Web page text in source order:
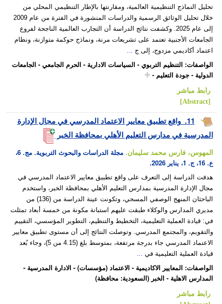
تحليل النماذج التنظيمية العالمية، ومقارنتها بالإطار التنظيمي المحلي من
خلال تحليل الوثائق الرسمية والدراسات المنشورة في الفترة من عام 2009
إلى عام 2025. وكشفت نتائج الدراسة أن التجارب العالمية الناجحة لفروع
الجامعات الأجنبية تعتمد على تشريعات مرنة، ونماذج حوكمة متوازنة، ونظام
اعتماد أكاديمي مزدوج، إلى ج
الواصفات: التنظيم التربوي - السياسات الادارية - الحرم الجامعي - الجامعات
الدولية -جودة التعليم -
رابط مباشر
[Abstract]
11. واقع تطبيق معايير الاعتماد المدرسي في مجال الإدارة
المدرسية في مدارس التعليم الأهلي بمحافظة الخبر
المهوس، فارس محمد سليمان.
مجلة الدراسات والبحوث التربوية. مج. 6،
ع. 16، ج. 1، يناير 2026.
هدفت الدراسة إلى التعرف على واقع تطبيق معايير الاعتماد المدرسي في
مجال الإدارة المدرسية بمدارس التعليم الأهلي بمحافظة الخبر، واستخدم
الباحثان المنهج الوصفي المسحي، وتكونت عينة الدراسة من (136) من
مديري المدارس والوكلاء طبقت عليهم استبانة مكونة من خمسة أبعاد تمثلت
في: قيادة العملية التعليمية، التخطيط والتنظيم، التطوير المؤسسي، التقييم
والتقويم، والمجتمع المدرسي. وتوصلت النتائج إلى أن مستوى تطبيق معايير
الاعتماد المدرسي جاء بدرجة مرتفعة، بمتوسط بلغ (4.15 من 5)، وجاء بُعد
قيادة العملية التعليمية في
الواصفات: المعايير الاكاديمية - الاعتماد (مؤسسات) - الادارة المدرسية -
المدارس الاهلية - الخبر (السعودية: محافظة)
رابط مباشر